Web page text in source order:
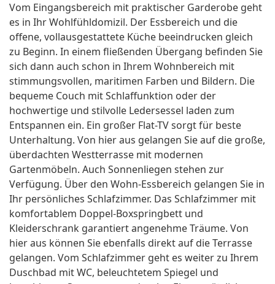
Vom Eingangsbereich mit praktischer Garderobe geht
es in Ihr Wohlfühldomizil. Der Essbereich und die
offene, vollausgestattete Küche beeindrucken gleich
zu Beginn. In einem fließenden Übergang befinden Sie
sich dann auch schon in Ihrem Wohnbereich mit
stimmungsvollen, maritimen Farben und Bildern. Die
bequeme Couch mit Schlaffunktion oder der
hochwertige und stilvolle Ledersessel laden zum
Entspannen ein. Ein großer Flat-TV sorgt für beste
Unterhaltung. Von hier aus gelangen Sie auf die große,
überdachten Westterrasse mit modernen
Gartenmöbeln. Auch Sonnenliegen stehen zur
Verfügung. Über den Wohn-Essbereich gelangen Sie in
Ihr persönliches Schlafzimmer. Das Schlafzimmer mit
komfortablem Doppel-Boxspringbett und
Kleiderschrank garantiert angenehme Träume. Von
hier aus können Sie ebenfalls direkt auf die Terrasse
gelangen. Vom Schlafzimmer geht es weiter zu Ihrem
Duschbad mit WC, beleuchtetem Spiegel und